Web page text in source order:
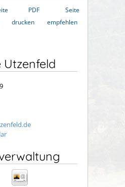
PDF
drucken
Seite
empfehlen
Utzenfeld